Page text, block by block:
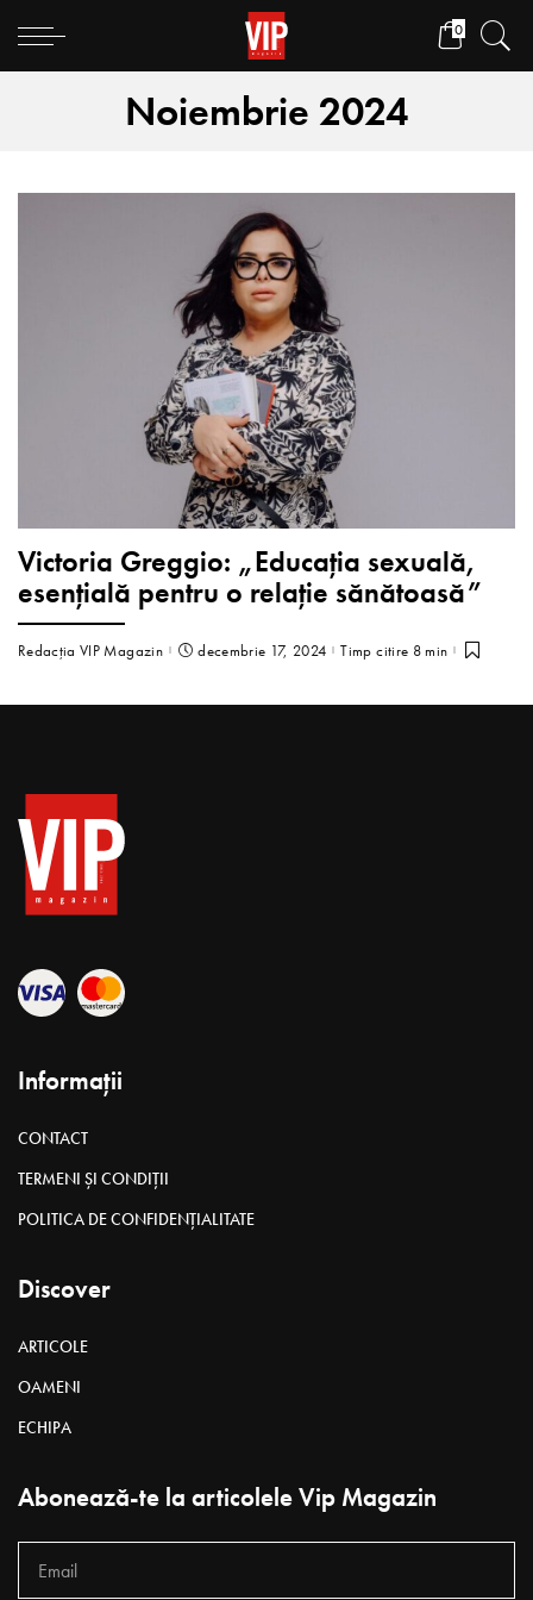
0
Noiembrie 2024
Victoria Greggio: „Educația sexuală,
esențială pentru o relație sănătoasă”
Redacția VIP Magazin decembrie 17, 2024 Timp citire 8 min
Informații
CONTACT
TERMENI ȘI CONDIȚII
POLITICA DE CONFIDENȚIALITATE
Discover
ARTICOLE
OAMENI
ECHIPA
Abonează-te la articolele Vip Magazin